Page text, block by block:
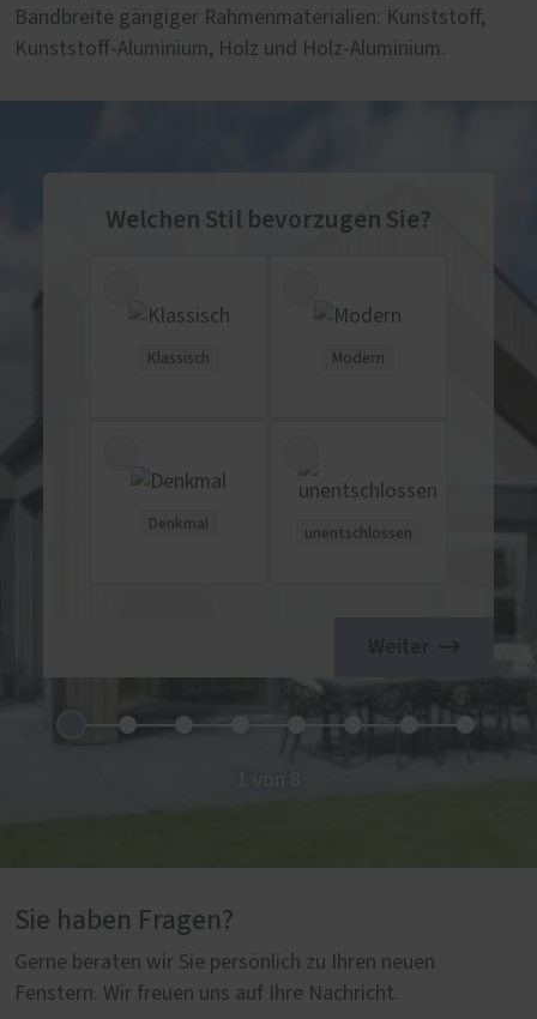
Bandbreite gängiger Rahmenmaterialien: Kunststoff,
Kunststoff-Aluminium, Holz und Holz-Aluminium.
Welchen Stil bevorzugen Sie?
Klassisch Modern
Denkmal
unentschlossen
Sie haben Fragen?
Gerne beraten wir Sie persönlich zu Ihren neuen
Fenstern. Wir freuen uns auf Ihre Nachricht.